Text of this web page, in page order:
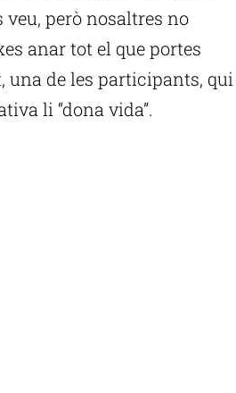
però nosaltres no
anar tot el que portes
una de les participants, qui
li “dona vida”.